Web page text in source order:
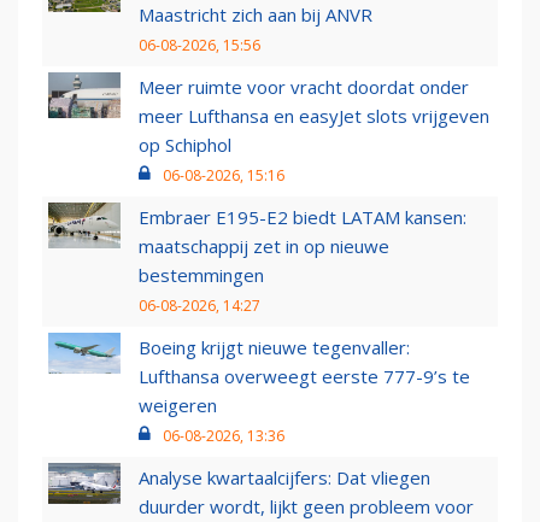
Maastricht zich aan bij ANVR
06-08-2026, 15:56
Meer ruimte voor vracht doordat onder
meer Lufthansa en easyJet slots vrijgeven
op Schiphol
06-08-2026, 15:16
Embraer E195-E2 biedt LATAM kansen:
maatschappij zet in op nieuwe
bestemmingen
06-08-2026, 14:27
Boeing krijgt nieuwe tegenvaller:
Lufthansa overweegt eerste 777-9’s te
weigeren
06-08-2026, 13:36
Analyse kwartaalcijfers: Dat vliegen
duurder wordt, lijkt geen probleem voor